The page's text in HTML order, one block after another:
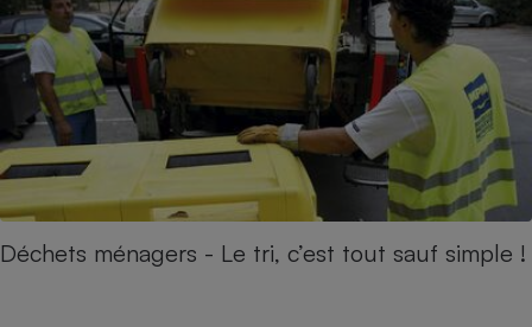
Déchets ménagers - Le tri, c’est tout sauf simple !